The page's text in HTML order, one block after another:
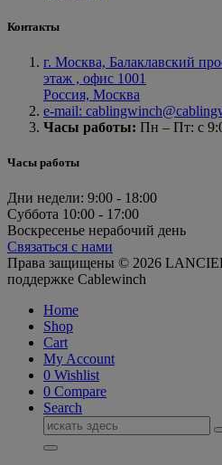
Контакты
г. Москва, Балаклавский
этаж , офис 1001
Россия, Москва
e-mail:
Часы работы: Пн – Пт: с
Часы работы
Дни недели: 9:00 - 18:00
Суббота 10:00 - 17:00
Воскресенье нерабочий день
Связаться с нами
Права защищены © 2026
поддержке Cablewinch
Home
Shop
Cart
My Account
0 Wishlist
0 Compare
Search
Поиск
для: